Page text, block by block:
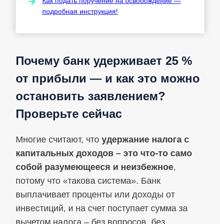
подробная инструкция!
Почему банк удерживает 25 %
от прибыли — и как это можно
остановить заявлением?
Проверьте сейчас
Многие считают, что удержание налога с
капитальных доходов – это что-то само
собой разумеющееся и неизбежное,
потому что «такова система». Банк
выплачивает проценты или доходы от
инвестиций, и на счет поступает сумма за
вычетом налога – без вопросов, без